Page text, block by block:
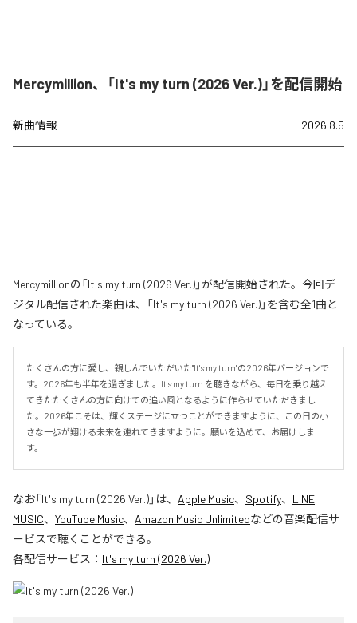
Mercymillion、「It's my turn (2026 Ver.)」を配信開始
新曲情報 2026.8.5
Mercymillionの「It's my turn (2026 Ver.)」が配信開始された。今回デ
ジタル配信された楽曲は、「It's my turn (2026 Ver.)」を含む全1曲と
なっている。
たくさんの方に愛し、親しんでいただいた"It's my turn"の2026年バージョンで
す。2026年も半年を過ぎました。It's my turn を聴きながら、毎日を乗り越え
てきたたくさんの方に向けての追い風となるように作らせていただきまし
た。2026年こそは、輝くステージに立つことができますように、この日の小
さな一歩が翔ける未来を連れてきますように。願いを込めて、お届けしま
す。
なお「It's my turn (2026 Ver.)」は、 Apple Music、 Spotify、 LINE
MUSIC、 YouTube Music、 Amazon Music Unlimitedなどの音楽配信サ
ービスで聴くことができる。
各配信サービス： It's my turn (2026 Ver.)